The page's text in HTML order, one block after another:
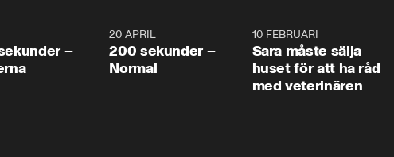
4:23
–
20 APRIL
200 sekunder –
Normal
10 FEBRUARI
Sara måste sälja
huset för att ha råd
med veterinären